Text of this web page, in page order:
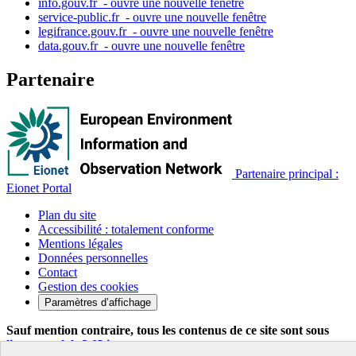
info.gouv.fr - ouvre une nouvelle fenêtre
service-public.fr - ouvre une nouvelle fenêtre
legifrance.gouv.fr - ouvre une nouvelle fenêtre
data.gouv.fr - ouvre une nouvelle fenêtre
Partenaire
Partenaire principal :
Eionet Portal
Plan du site
Accessibilité : totalement conforme
Mentions légales
Données personnelles
Contact
Gestion des cookies
Paramètres d’affichage
Sauf mention contraire, tous les contenus de ce site sont sous
licence etalab-2.0Lien externe